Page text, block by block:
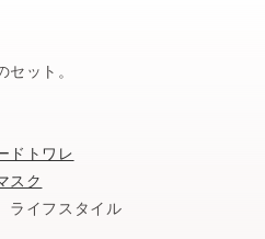
ット。
トワレ
スク
イフスタイル